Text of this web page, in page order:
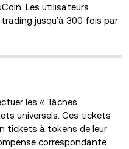
Les utilisateurs
jusqu’à 300 fois par
les « Tâches
universels. Ces tickets
tickets à tokens de leur
correspondante.